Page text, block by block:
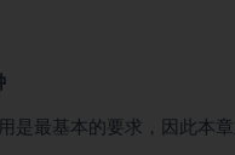
是最基本的要求，因此本